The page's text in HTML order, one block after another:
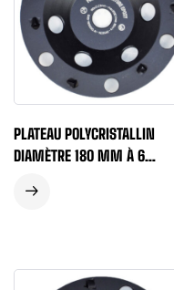
PLATEAU POLYCRISTALLIN
DIAMÈTRE 180 MM À 6